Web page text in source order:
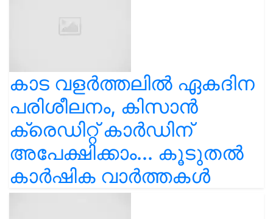
കാട വളര്‍ത്തലിൽ ഏകദിന
പരിശീലനം, കിസാൻ
ക്രെഡിറ്റ് കാർഡിന്
അപേക്ഷിക്കാം... കൂടുതൽ
കാർഷിക വാർത്തകൾ